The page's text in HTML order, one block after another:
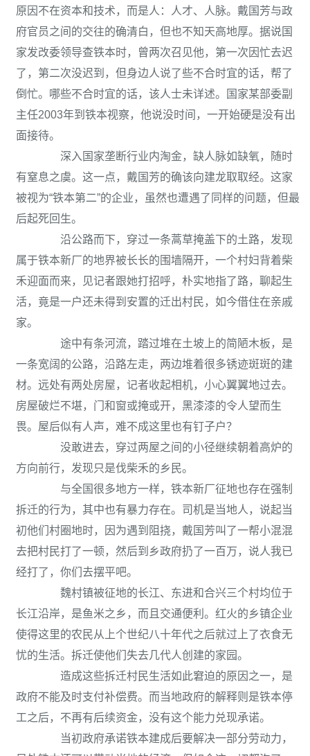
原因不在资本和技术，而是人：人才、人脉。戴国芳与政
府官员之间的交往的确清白，但也不知天高地厚。据说国
家发改委领导查铁本时，曾两次召见他，第一次因忙去迟
了，第二次没迟到，但身边人说了些不合时宜的话，帮了
倒忙。哪些不合时宜的话，该人士未详述。国家某部委副
主任2003年到铁本视察，他说没时间，一开始硬是没有出
面接待。
深入国家垄断行业内淘金，缺人脉如缺氧，随时
有窒息之虞。这一点，戴国芳的确该向建龙取取经。这家
被视为“铁本第二”的企业，虽然也遭遇了同样的问题，但最
后起死回生。
沿公路而下，穿过一条蒿草掩盖下的土路，发现
属于铁本新厂的地界被长长的围墙隔开，一个村妇背着柴
禾迎面而来，见记者跟她打招呼，朴实地指了路，聊起生
活，竟是一户还未得到安置的迁出村民，如今借住在亲戚
家。
途中有条河流，踏过堆在土坡上的简陋木板，是
一条宽阔的公路，沿路左走，两边堆着很多锈迹斑斑的建
材。远处有两处房屋，记者收起相机，小心翼翼地过去。
房屋破烂不堪，门和窗或掩或开，黑漆漆的令人望而生
畏。屋后似有人声，难不成这里也有钉子户？
没敢进去，穿过两屋之间的小径继续朝着高炉的
方向前行，发现只是伐柴禾的乡民。
与全国很多地方一样，铁本新厂征地也存在强制
拆迁的行为，其中也有暴力存在。司机是当地人，说起当
初他们村圈地时，因为遇到阻挠，戴国芳叫了一帮小混混
去把村民打了一顿，然后到乡政府扔了一百万，说人我已
经打了，你们去摆平吧。
魏村镇被征地的长江、东进和合兴三个村均位于
长江沿岸，是鱼米之乡，而且交通便利。红火的乡镇企业
使得这里的农民从上个世纪八十年代之后就过上了衣食无
忧的生活。拆迁使他们失去几代人创建的家园。
造成这些拆迁村民生活如此窘迫的原因之一，是
政府不能及时支付补偿费。而当地政府的解释则是铁本停
工之后，不再有后续资金，没有这个能力兑现承诺。
当初政府承诺铁本建成后要解决一部分劳动力，